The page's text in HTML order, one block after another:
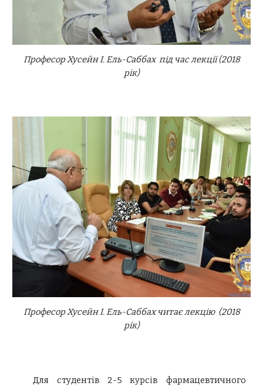
Професор Хусейн І. Ель-Саббах під час лекції (2018
рік)
Професор Хусейн І. Ель-Саббах читає лекцію (2018
рік)
Для студентів 2-5 курсів фармацевтичного